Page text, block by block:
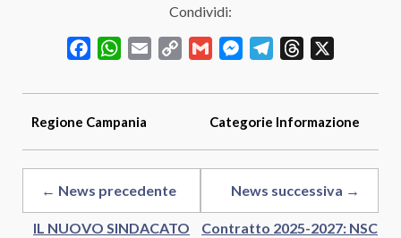
Condividi:
FacebookWhatsApp
Email
Copy
Gmail MessengerTelegramThreads
Regione Campania Categorie Informazione
← News precedente
IL NUOVO SINDACATO
News successiva →
Contratto 2025-2027: NSC